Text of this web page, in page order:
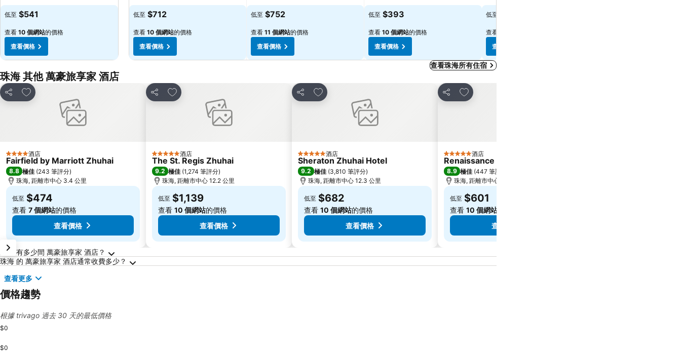
低至 $541
查看 10 個網站的價格
查看價格
低至 $712
查看 10 個網站的價格
查看價格
低至 $752
查看 11 個網站的價格
查看價格
低至 $393
查看 10 個網站的價格
查看價格
低至
查看
查看價格
查看珠海所有住宿
珠海 其他 萬豪旅享家 酒店
分享
放到收藏夾
4 星級 酒店
Fairfield by Marriott Zhuhai
8.8 極佳 (243 筆評分)
珠海, 距離市中心 3.4 公里
低至 $474
查看 7 個網站的價格
查看價格
分享
放到收藏夾
5 星級 酒店
The St. Regis Zhuhai
9.2 極佳 (1,274 筆評分)
珠海, 距離市中心 12.2 公里
低至 $1,139
查看 10 個網站的價格
查看價格
分享
放到收藏夾
5 星級 酒店
Sheraton Zhuhai Hotel
9.2 極佳 (3,810 筆評分)
珠海, 距離市中心 12.3 公里
低至 $682
查看 10 個網站的價格
查看價格
分享
放到收藏夾
5 星級 酒店
Renaissance Zhuhai Hotel
8.9 極佳 (447 筆評分
珠海, 距離市中心 0.0 公里
低至 $601
查看 10 個網站
查看價格
關於珠海的常見問答
珠海 有多少間 萬豪旅享家 酒店？
珠海 的 萬豪旅享家 酒店通常收費多少？
查看更多
價格趨勢
根據 trivago 過去 30 天的最低價格
$0
$0